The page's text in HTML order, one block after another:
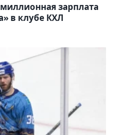
зарплата
в клубе КХЛ